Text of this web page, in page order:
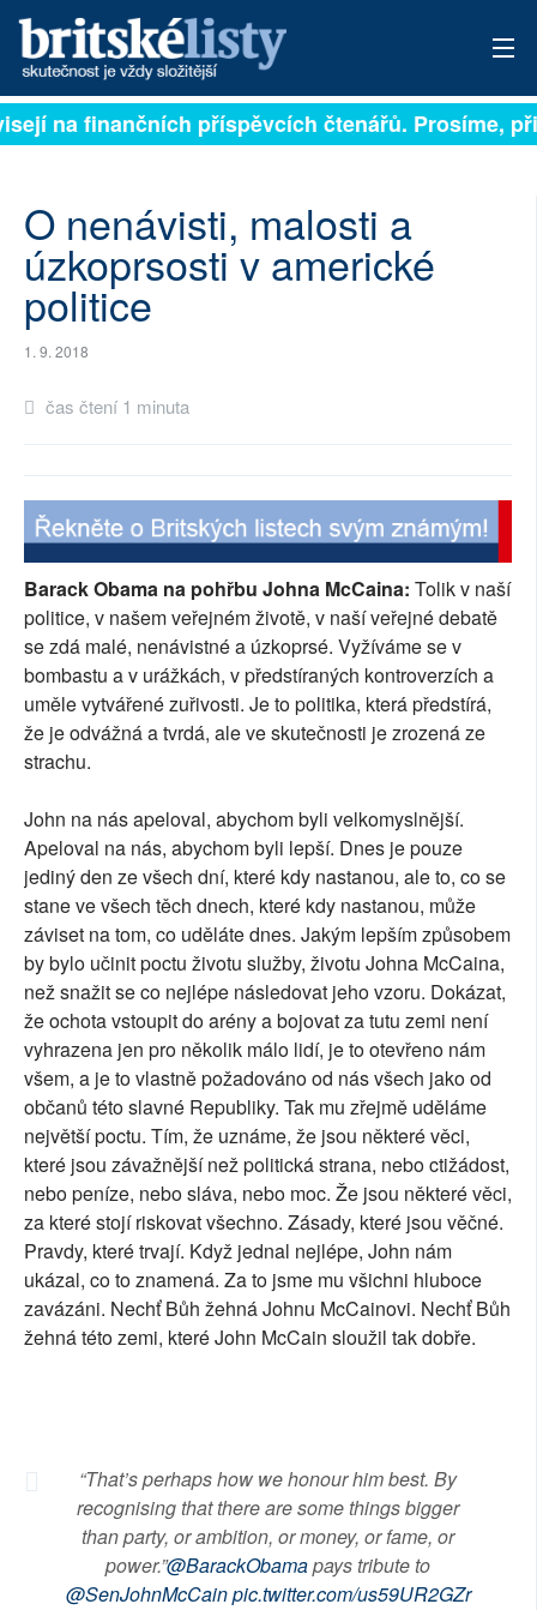
PŘIHLÁSIT
ARCHIV
ROZHOVORY
TÉMATA
NEJČTENĚJŠÍ ZA 7 DNÍ
PŘÍSPĚVKY NA PROVOZ
SOCIÁLNÍ SÍTĚ
RUBRIKY
PLNÁ VERZE STRÁNEK
na finančních příspěvcích čtenářů. Prosíme,
O nenávisti, malosti a
úzkoprsosti v americké
politice
1. 9. 2018
čas čtení 1 minuta
Barack Obama na pohřbu Johna McCaina: Tolik v naší
politice, v našem veřejném životě, v naší veřejné debatě
se zdá malé, nenávistné a úzkoprsé. Vyžíváme se v
bombastu a v urážkách, v předstíraných kontroverzích a
uměle vytvářené zuřivosti. Je to politika, která předstírá,
že je odvážná a tvrdá, ale ve skutečnosti je zrozená ze
strachu.
John na nás apeloval, abychom byli velkomyslnější.
Apeloval na nás, abychom byli lepší. Dnes je pouze
jediný den ze všech dní, které kdy nastanou, ale to, co se
stane ve všech těch dnech, které kdy nastanou, může
záviset na tom, co uděláte dnes. Jakým lepším způsobem
by bylo učinit poctu životu služby, životu Johna McCaina,
než snažit se co nejlépe následovat jeho vzoru. Dokázat,
že ochota vstoupit do arény a bojovat za tutu zemi není
vyhrazena jen pro několik málo lidí, je to otevřeno nám
všem, a je to vlastně požadováno od nás všech jako od
občanů této slavné Republiky. Tak mu zřejmě uděláme
největší poctu. Tím, že uznáme, že jsou některé věci,
které jsou závažnější než politická strana, nebo ctižádost,
nebo peníze, nebo sláva, nebo moc. Že jsou některé věci,
za které stojí riskovat všechno. Zásady, které jsou věčné.
Pravdy, které trvají. Když jednal nejlépe, John nám
ukázal, co to znamená. Za to jsme mu všichni hluboce
zavázáni. Nechť Bůh žehná Johnu McCainovi. Nechť Bůh
žehná této zemi, které John McCain sloužil tak dobře.
“That’s perhaps how we honour him best. By
recognising that there are some things bigger
than party, or ambition, or money, or fame, or
power.”@BarackObamapays tribute to
@SenJohnMcCainpic.twitter.com/us59UR2GZr